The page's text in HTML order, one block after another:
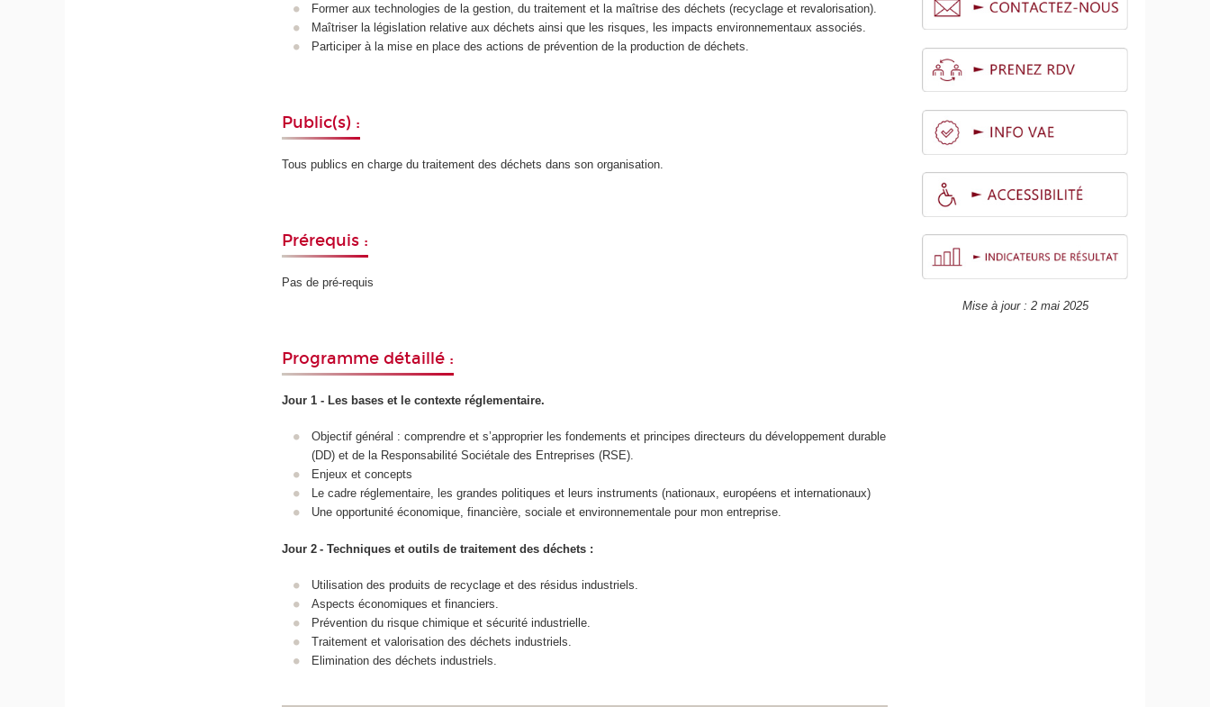
Former aux technologies de la gestion, du traitement et la maîtrise des déchets (recyclage et revalorisation).
Maîtriser la législation relative aux déchets ainsi que les risques, les impacts environnementaux associés.
Participer à la mise en place des actions de prévention de la production de déchets.
Public(s) :
Tous publics en charge du traitement des déchets dans son organisation.
Prérequis :
Pas de pré-requis
Programme détaillé :
Jour 1 - Les bases et le contexte réglementaire.
Objectif général : comprendre et s’approprier les fondements et principes directeurs du développement durable
(DD) et de la Responsabilité Sociétale des Entreprises (RSE).
Enjeux et concepts
Le cadre réglementaire, les grandes politiques et leurs instruments (nationaux, européens et internationaux)
Une opportunité économique, financière, sociale et environnementale pour mon entreprise.
Jour 2 - Techniques et outils de traitement des déchets :
Utilisation des produits de recyclage et des résidus industriels.
Aspects économiques et financiers.
Prévention du risque chimique et sécurité industrielle.
Traitement et valorisation des déchets industriels.
Elimination des déchets industriels.
Mise à jour : 2 mai 2025